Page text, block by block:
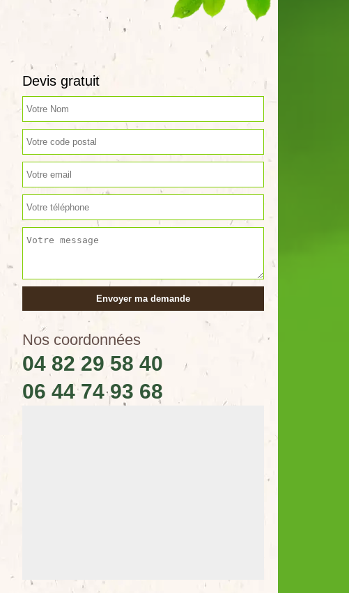
Devis gratuit
Nos coordonnées
04 82 29 58 40
06 44 74 93 68